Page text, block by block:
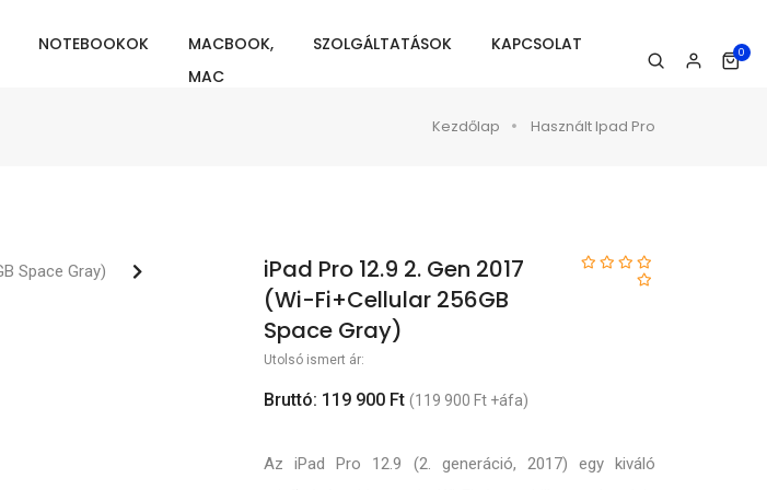
NOTEBOOKOK
MACBOOK,
MAC
SZOLGÁLTATÁSOK KAPCSOLAT 0
Kezdőlap Használt Ipad Pro
iPad Pro 12.9 2. Gen 2017
(Wi-Fi+Cellular 256GB
Space Gray)
Utolsó ismert ár:
Bruttó: 119 900 Ft (119 900 Ft +áfa)
Az iPad Pro 12.9 (2. generáció, 2017) egy kiváló